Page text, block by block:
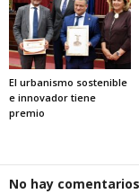
El urbanismo sostenible
e innovador tiene
premio
No hay comentarios